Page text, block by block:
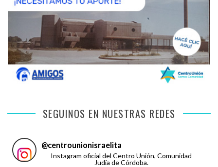
SEGUINOS EN NUESTRAS REDES
@centrounionisraelita
Instagram oficial del Centro Unión, Comunidad
Judía de Córdoba.